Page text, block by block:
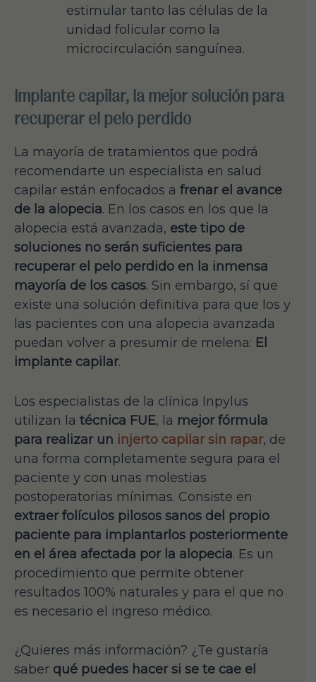
estimular tanto las células de la
unidad folicular como la
microcirculación sanguínea.
Implante capilar, la mejor solución para
recuperar el pelo perdido
La mayoría de tratamientos que podrá
recomendarte un especialista en salud
capilar están enfocados a frenar el avance
de la alopecia. En los casos en los que la
alopecia está avanzada, este tipo de
soluciones no serán suficientes para
recuperar el pelo perdido en la inmensa
mayoría de los casos. Sin embargo, sí que
existe una solución definitiva para que los y
las pacientes con una alopecia avanzada
puedan volver a presumir de melena: El
implante capilar.
Los especialistas de la clínica Inpylus
utilizan la técnica FUE, la mejor fórmula
para realizar un injerto capilar sin rapar, de
una forma completamente segura para el
paciente y con unas molestias
postoperatorias mínimas. Consiste en
extraer folículos pilosos sanos del propio
paciente para implantarlos posteriormente
en el área afectada por la alopecia. Es un
procedimiento que permite obtener
resultados 100% naturales y para el que no
es necesario el ingreso médico.
¿Quieres más información? ¿Te gustaría
saber qué puedes hacer si se te cae el